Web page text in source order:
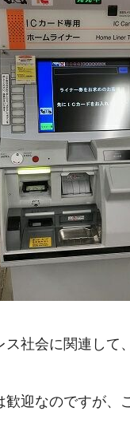
社会に関連して
迎なのですが、